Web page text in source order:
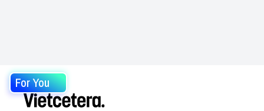
For You